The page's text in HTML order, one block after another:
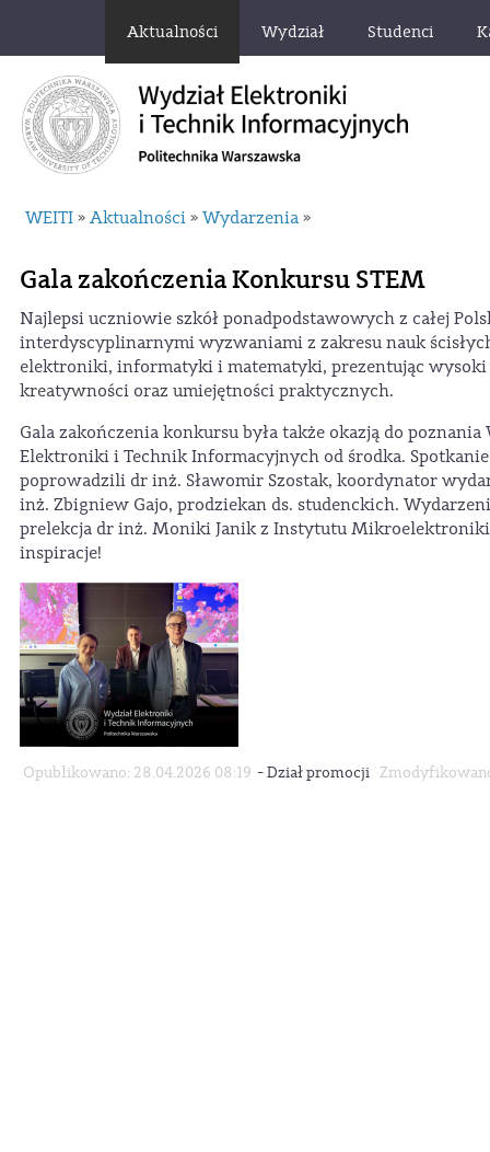
Aktualności Wydział Studenci
WEITI » Aktualności » Wydarzenia »
Gala zakończenia Konkursu STEM
Najlepsi uczniowie szkół ponadpodstawowych z całej
interdyscyplinarnymi wyzwaniami z zakresu nauk
elektroniki, informatyki i matematyki, prezentując wysoki
kreatywności oraz umiejętności praktycznych.
Gala zakończenia konkursu była także okazją do poznania
Elektroniki i Technik Informacyjnych od środka.
poprowadzili dr inż. Sławomir Szostak, koordynator
inż. Zbigniew Gajo, prodziekan ds. studenckich.
prelekcja dr inż. Moniki Janik z Instytutu
inspiracje!
Opublikowano: 28.04.2026 08:19 -Dział promocji